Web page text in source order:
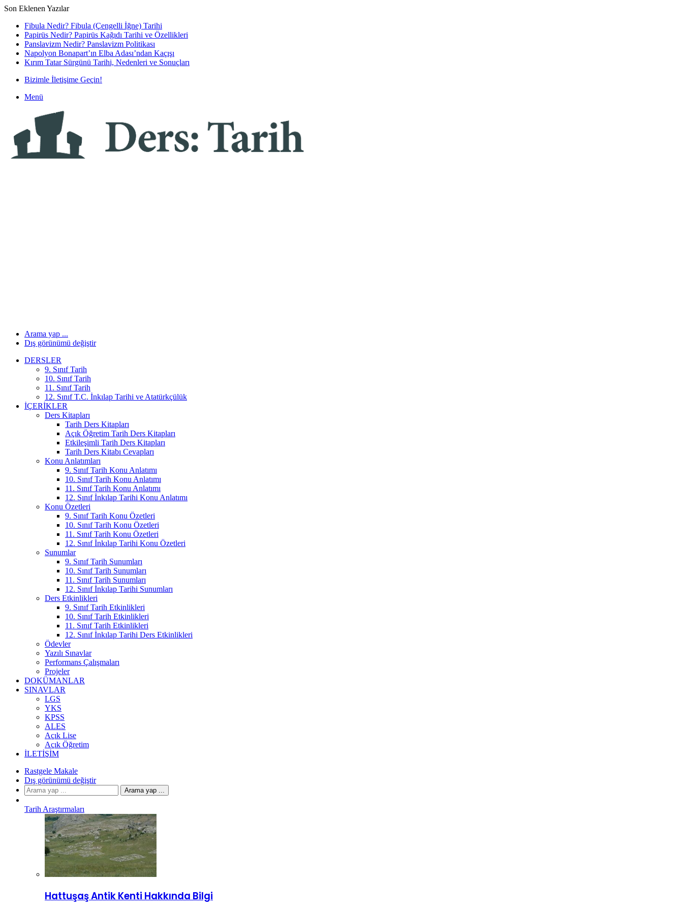
Son Eklenen Yazılar
Fibula Nedir? Fibula (Çengelli İğne) Tarihi
Papirüs Nedir? Papirüs Kağıdı Tarihi ve Özellikleri
Panslavizm Nedir? Panslavizm Politikası
Napolyon Bonapart’ın Elba Adası’ndan Kaçışı
Kırım Tatar Sürgünü Tarihi, Nedenleri ve Sonuçları
Bizimle İletişime Geçin!
Menü
Arama yap ...
Dış görünümü değiştir
DERSLER
9. Sınıf Tarih
10. Sınıf Tarih
11. Sınıf Tarih
12. Sınıf T.C. İnkılap Tarihi ve Atatürkçülük
İÇERIKLER
Ders Kitapları
Tarih Ders Kitapları
Açık Öğretim Tarih Ders Kitapları
Etkileşimli Tarih Ders Kitapları
Tarih Ders Kitabı Cevapları
Konu Anlatımları
9. Sınıf Tarih Konu Anlatımı
10. Sınıf Tarih Konu Anlatımı
11. Sınıf Tarih Konu Anlatımı
12. Sınıf İnkılap Tarihi Konu Anlatımı
Konu Özetleri
9. Sınıf Tarih Konu Özetleri
10. Sınıf Tarih Konu Özetleri
11. Sınıf Tarih Konu Özetleri
12. Sınıf İnkılap Tarihi Konu Özetleri
Sunumlar
9. Sınıf Tarih Sunumları
10. Sınıf Tarih Sunumları
11. Sınıf Tarih Sunumları
12. Sınıf İnkılap Tarihi Sunumları
Ders Etkinlikleri
9. Sınıf Tarih Etkinlikleri
10. Sınıf Tarih Etkinlikleri
11. Sınıf Tarih Etkinlikleri
12. Sınıf İnkılap Tarihi Ders Etkinlikleri
Ödevler
Yazılı Sınavlar
Performans Çalışmaları
Projeler
DOKÜMANLAR
SINAVLAR
LGS
YKS
KPSS
ALES
Açık Lise
Açık Öğretim
İLETIŞIM
Rastgele Makale
Dış görünümü değiştir
Arama yap ...
Tarih Araştırmaları
Hattuşaş Antik Kenti Hakkında Bilgi